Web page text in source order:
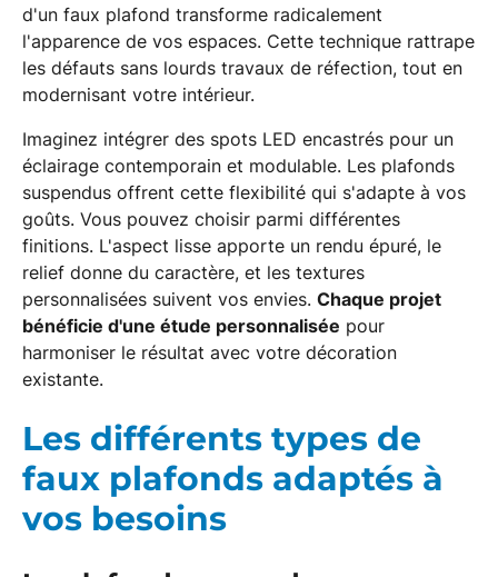
d'un faux plafond transforme radicalement
l'apparence de vos espaces. Cette technique rattrape
les défauts sans lourds travaux de réfection, tout en
modernisant votre intérieur.
Imaginez intégrer des spots LED encastrés pour un
éclairage contemporain et modulable. Les plafonds
suspendus offrent cette flexibilité qui s'adapte à vos
goûts. Vous pouvez choisir parmi différentes
finitions. L'aspect lisse apporte un rendu épuré, le
relief donne du caractère, et les textures
personnalisées suivent vos envies. Chaque projet
bénéficie d'une étude personnalisée pour
harmoniser le résultat avec votre décoration
existante.
Les différents types de
faux plafonds adaptés à
vos besoins